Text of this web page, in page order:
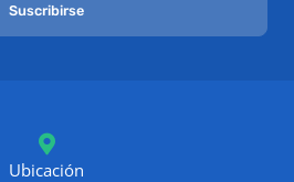
Suscribirse
Ubicación